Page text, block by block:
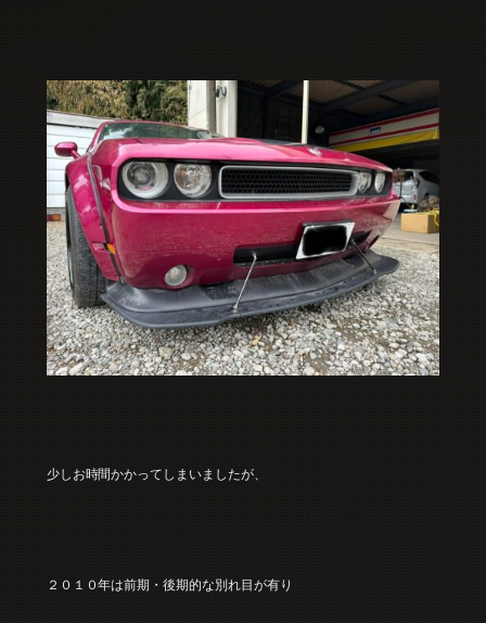
少しお時間かかってしまいましたが、
２０１０年は前期・後期的な別れ目が有り